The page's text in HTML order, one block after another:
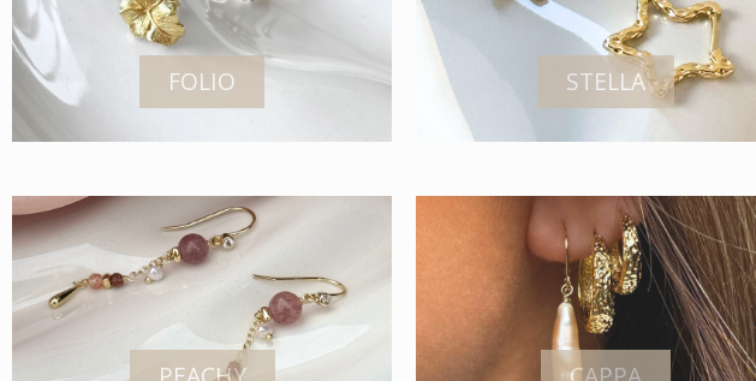
FOLIO STELLA